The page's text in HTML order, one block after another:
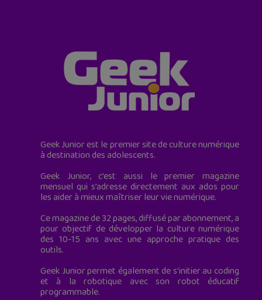
Geek Junior est le premier site de culture numérique
à destination des adolescents.
Geek Junior, c’est aussi le premier magazine
mensuel qui s’adresse directement aux ados pour
les aider à mieux maîtriser leur vie numérique.
Ce magazine de 32 pages, diffusé par abonnement, a
pour objectif de développer la culture numérique
des 10-15 ans avec une approche pratique des
outils.
Geek Junior permet également de s'initier au coding
et à la robotique avec son robot éducatif
programmable.